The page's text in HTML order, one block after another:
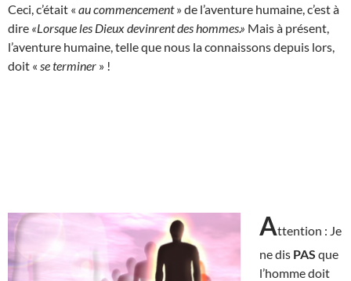
Ceci, c’était « au commencement» de l’aventure humaine, c’est à
dire «Lorsque les Dieux devinrent des hommes.» Mais à présent,
l’aventure humaine, telle que nous la connaissons depuis lors,
doit « se terminer » !
Attention : Je
ne dis PAS que
l’homme doit